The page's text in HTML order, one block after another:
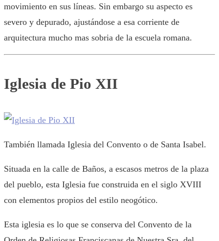
movimiento en sus líneas. Sin embargo su aspecto es
severo y depurado, ajustándose a esa corriente de
arquitectura mucho mas sobria de la escuela romana.
Iglesia de Pio XII
También llamada Iglesia del Convento o de Santa Isabel.
Situada en la calle de Baños, a escasos metros de la plaza
del pueblo, esta Iglesia fue construida en el siglo XVIII
con elementos propios del estilo neogótico.
Esta iglesia es lo que se conserva del Convento de la